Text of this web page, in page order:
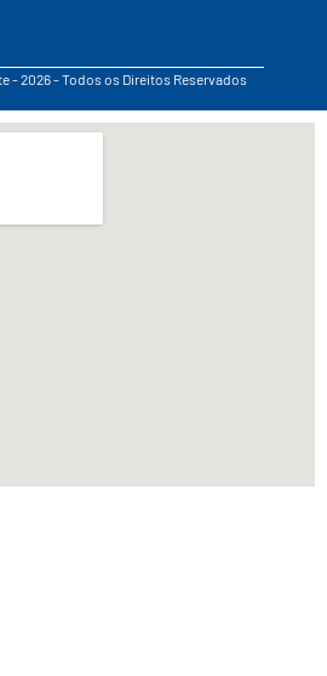
- 2026 - Todos os Direitos Reservados